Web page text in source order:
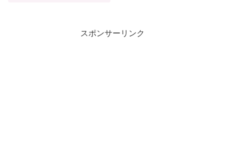
スポンサーリンク